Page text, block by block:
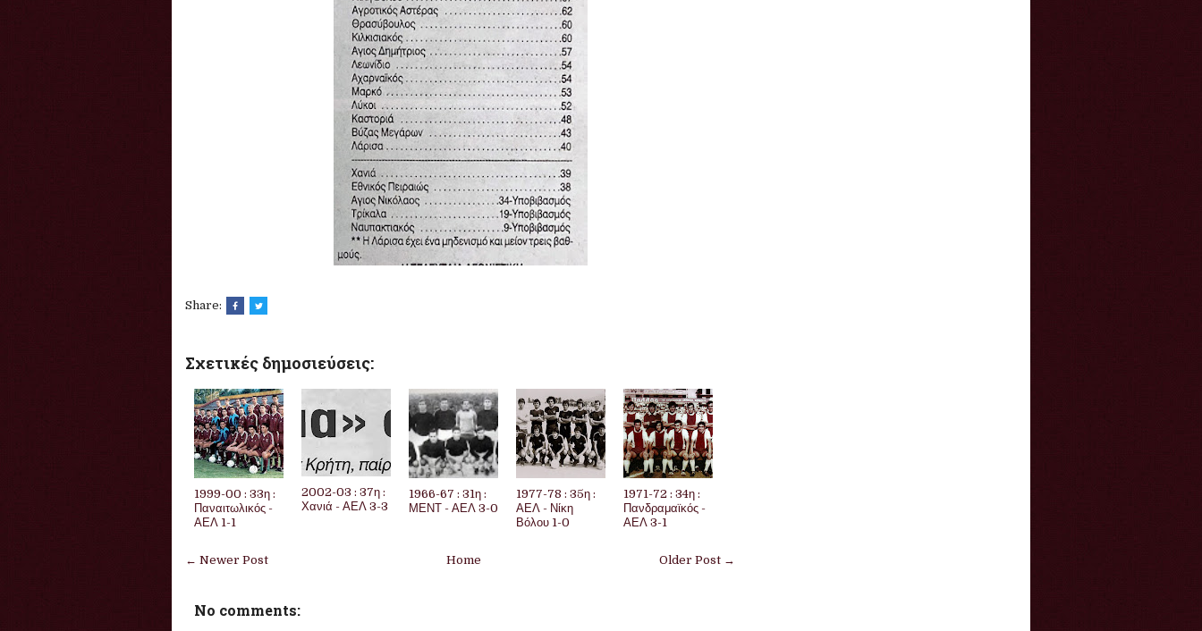
Share:
Σχετικές δημοσιεύσεις:
1999-00 : 33η :
Παναιτωλικός -
ΑΕΛ 1-1
2002-03 : 37η :
Χανιά - ΑΕΛ 3-3
1966-67 : 31η :
ΜΕΝΤ - ΑΕΛ 3-0
1977-78 : 35η :
ΑΕΛ - Νίκη
Βόλου 1-0
1971-72 : 34η :
Πανδραμαϊκός -
ΑΕΛ 3-1
← Newer Post Older Post →
Home
No comments: